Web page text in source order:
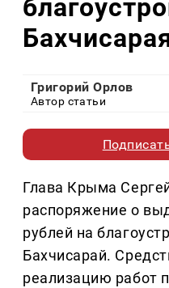
Григорий Орлов
Автор статьи
Глава Крыма
распоряжение о
рублей на
Бахчисарай.
реализацию работ